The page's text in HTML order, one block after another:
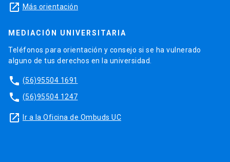
launch Más orientación
MEDIACIÓN UNIVERSITARIA
Teléfonos para orientación y consejo si se ha vulnerado
alguno de tus derechos en la universidad.
phone (56)95504 1691
phone (56)95504 1247
launch Ir a la Oficina de Ombuds UC